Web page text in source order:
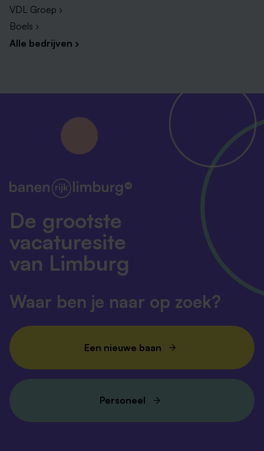
VDL Groep ›
Boels ›
Alle bedrijven ›
De grootste
vacaturesite
van Limburg
Waar ben je naar op zoek?
Een nieuwe baan
Personeel